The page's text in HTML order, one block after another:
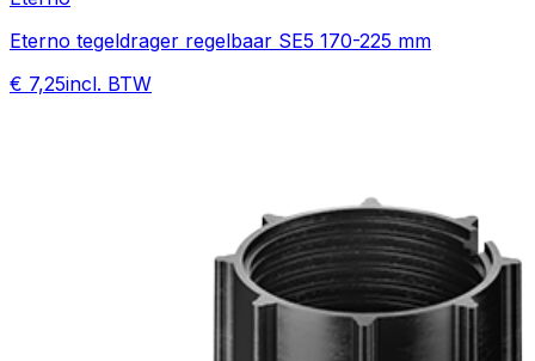
Eterno tegeldrager regelbaar SE5 170-225 mm
€ 7,25incl. BTW